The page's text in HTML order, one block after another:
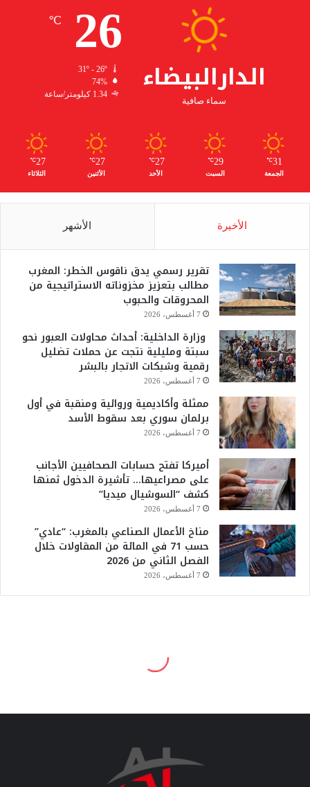
الدارالبيضاء
سماء صافية
26
℃
74%
1.34 كيلومتر/ساعة
31
℃
الجمعة
29
℃
السبت
27
℃
الأحد
27
℃
الأثنين
27
℃
الثلاثاء
الأخيرة الأشهر
تقرير رسمي يدق ناقوس الخطر: المغرب
مطالب بتعزيز مخزوناته الاستراتيجية من
المحروقات والحبوب
7 أغسطس، 2026
وزارة الداخلية: أحداث محاولات العبور نحو
سبتة ومليلية نتجت عن حملات تضليل
رقمية وشبكات الاتجار بالبشر
7 أغسطس، 2026
ممثلة وأكاديمية وروائية ومنقبة في أول
برلمان سوري بعد سقوط الأسد
7 أغسطس، 2026
أميركا تفتح حسابات الصحافيين الأجانب
على مصراعيها… تأشيرة الدخول ثمنها
كشف “السوشيال ميديا”
7 أغسطس، 2026
مناخ الأعمال الصناعي بالمغرب: “عادي”
حسب 71 في المائة من المقاولات خلال
الفصل الثاني من 2026
7 أغسطس، 2026